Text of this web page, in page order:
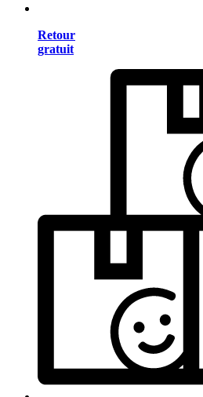
Retour
gratuit